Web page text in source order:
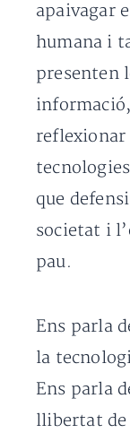
apaivagar
humana i
presenten
reflexionar
que
societat i
pau.
Ens parla
la
Ens parla
llibertat de